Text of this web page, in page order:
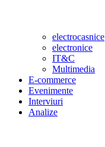
electrocasnice
electronice
IT&C
Multimedia
E-commerce
Evenimente
Interviuri
Analize